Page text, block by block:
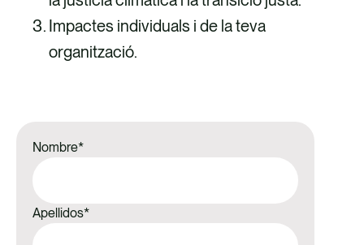
Impactes individuals i de la teva
organització.
Nombre*
Apellidos*